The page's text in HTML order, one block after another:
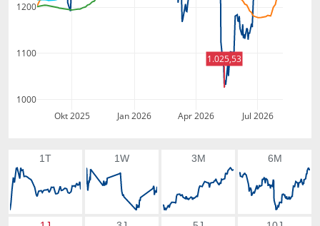
Okt 2025 Jan 2026 Apr 2026 Jul 2026
1000
1100
1200
1.025,53
1T 1W 3M 6M